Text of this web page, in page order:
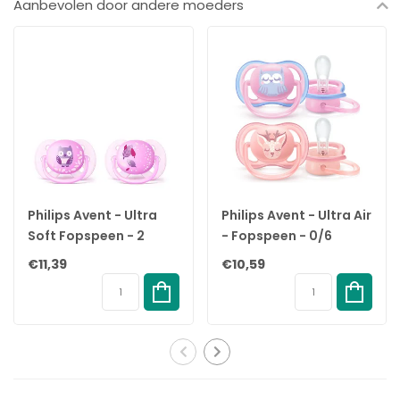
De ronde tepel bevordert een vergelijkbare tongplaatsing en
zuigtechniek bij het geven van borstvoeding, aangezien de
ronde vorm de zijkanten van de tong toestaat om omhoog te
komen en rond de tepel te vormen, net als tijdens het geven
van borstvoeding.
De tepel is voorzien van een ventiel, waardoor lucht kan
ontsnappen wanneer de baby zich op de tepel sluit, waardoor
naar de mondholte van de baby.
De speen is gemaakt van natuurlijk rubberlatex. Omdat
natuurrubberlatex een natuurlijk materiaal is, kunnen er
kleurvariaties optreden.
Het ronde lichtgewicht schildje is weggekeerd van de
gevoelige en tere huid rond de mond van de baby om
Aanbevolen door andere moeders
Philips Avent - Ultra
Soft Fopspeen - 2
Stuks - 0-6 Maanden -
Paars
€11,39
Philips Avent - Ultra Air
- Fopspeen - 0/6
maanden - 2 stuks -
SCF085/02
€10,59